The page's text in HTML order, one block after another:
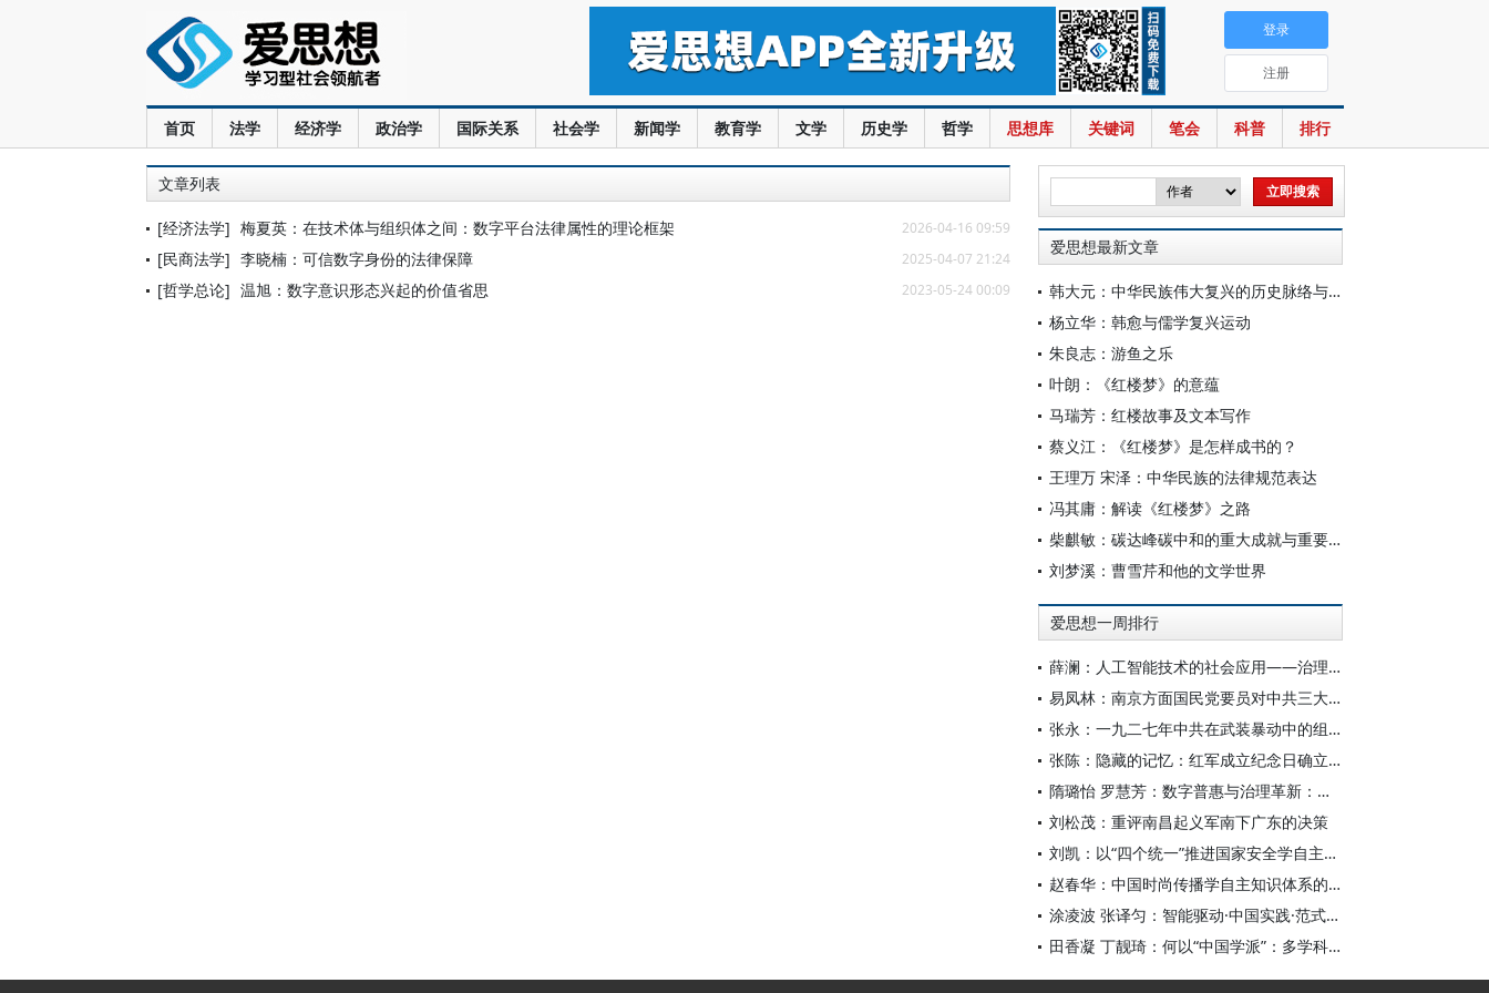
首页 法学 经济学 政治学 国际关系 社会学 新闻学 教育学 文学 历史学 哲学 思想库 关键词 笔会 科普 排行
登录
注册
文章列表
[经济法学] 梅夏英：在技术体与组织体之间：数字平台法律属性的理论框架 2026-04-16 09:59
[民商法学] 李晓楠：可信数字身份的法律保障 2025-04-07 21:24
[哲学总论] 温旭：数字意识形态兴起的价值省思 2023-05-24 00:09
爱思想最新文章
韩大元：中华民族伟大复兴的历史脉络与宪法内涵
杨立华：韩愈与儒学复兴运动
朱良志：游鱼之乐
叶朗：《红楼梦》的意蕴
马瑞芳：红楼故事及文本写作
蔡义江：《红楼梦》是怎样成书的？
王理万 宋泽：中华民族的法律规范表达
冯其庸：解读《红楼梦》之路
柴麒敏：碳达峰碳中和的重大成就与重要任务
刘梦溪：曹雪芹和他的文学世界
爱思想一周排行
薛澜：人工智能技术的社会应用——治理挑战
易凤林：南京方面国民党要员对中共三大起义的反应
张永：一九二七年中共在武装暴动中的组织转型
张陈：隐藏的记忆：红军成立纪念日确立前中共对南昌起义的纪念
隋璐怡 罗慧芳：数字普惠与治理革新：中国人工智能赋能全球南方发展
刘松茂：重评南昌起义军南下广东的决策
刘凯：以“四个统一”推进国家安全学自主知识体系构建
赵春华：中国时尚传播学自主知识体系的内在逻辑与实践路径
涂凌波 张译匀：智能驱动·中国实践·范式创新：“构建中国新闻传播学自主知识体系”专题研讨会综述
田香凝 丁靓琦：何以“中国学派”：多学科视野下中国特色新闻传播学建设的研究